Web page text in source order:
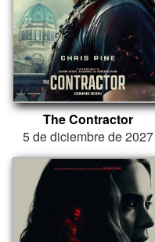
The Contractor
5 de diciembre de 2027